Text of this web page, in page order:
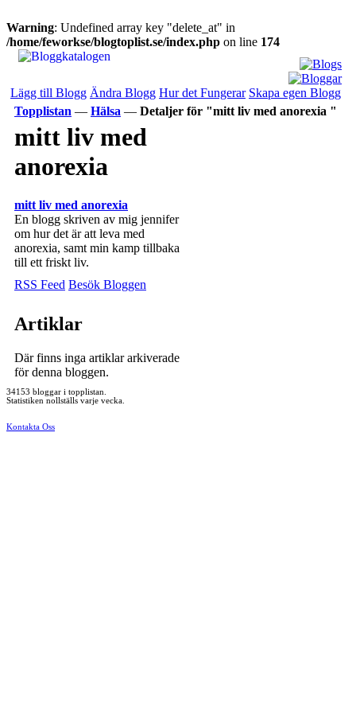
Warning: Undefined array key "delete_at" in
/home/feworkse/blogtoplist.se/index.php on line 174
Lägg till Blogg Ändra Blogg Hur det Fungerar Skapa egen Blogg
Topplistan — Hälsa — Detaljer för "mitt liv med anorexia "
mitt liv med
anorexia
mitt liv med anorexia
En blogg skriven av mig jennifer
om hur det är att leva med
anorexia, samt min kamp tillbaka
till ett friskt liv.
RSS Feed Besök Bloggen
Artiklar
Där finns inga artiklar arkiverade
för denna bloggen.
34153 bloggar i topplistan.
Statistiken nollställs varje vecka.
Kontakta Oss